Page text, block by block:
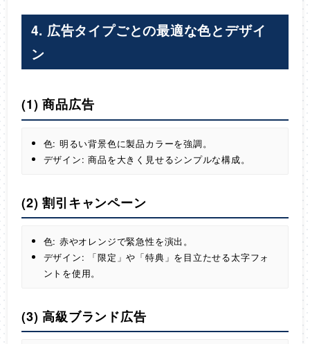
4. 広告タイプごとの最適な色とデザイ
ン
(1) 商品広告
色: 明るい背景色に製品カラーを強調。
デザイン: 商品を大きく見せるシンプルな構成。
(2) 割引キャンペーン
色: 赤やオレンジで緊急性を演出。
デザイン: 「限定」や「特典」を目立たせる太字フォ
ントを使用。
(3) 高級ブランド広告